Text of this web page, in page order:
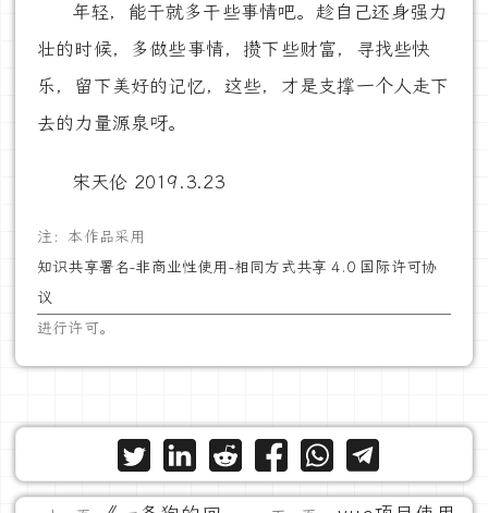
年轻，能干就多干些事情吧。趁自己还身强力
壮的时候，多做些事情，攒下些财富，寻找些快
乐，留下美好的记忆，这些，才是支撑一个人走下
去的力量源泉呀。
宋天伦 2019.3.23
注：本作品采用
知识共享署名-非商业性使用-相同方式共享 4.0 国际许可协
议
进行许可。